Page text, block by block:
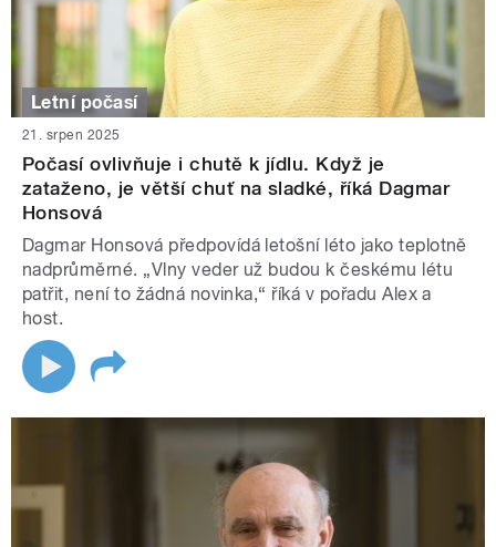
Letní počasí
21. srpen 2025
Počasí ovlivňuje i chutě k jídlu. Když je
zataženo, je větší chuť na sladké, říká Dagmar
Honsová
Dagmar Honsová předpovídá letošní léto jako teplotně
nadprůměrné. „Vlny veder už budou k českému létu
patřit, není to žádná novinka,“ říká v pořadu Alex a
host.